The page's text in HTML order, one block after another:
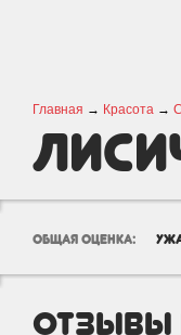
Главная → Красота →
общая оценка:
отзывы